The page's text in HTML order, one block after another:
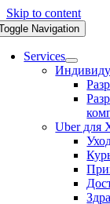
Skip to content
Navigation
Services
Uber для